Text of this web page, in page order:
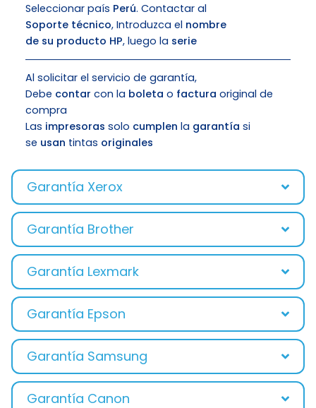
Seleccionar país Perú. Contactar al
Soporte técnico, Introduzca el nombre
de su producto HP, luego la serie
Al solicitar el servicio de garantía,
Debe contar con la boleta o factura original de
compra
Las impresoras solo cumplen la garantía si
se usan tintas originales
Garantía Xerox
Garantía Brother
Garantía Lexmark
Garantía Epson
Garantía Samsung
Garantía Canon